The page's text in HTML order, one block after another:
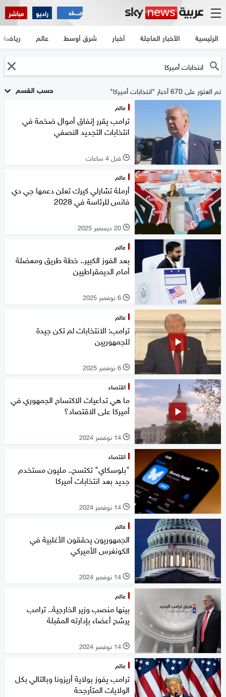
راديو مباشر
الرئيسية الأخبار العاجلة أخبار شرق أوسط عالم رياضة
حسب القسم تم العثور على 670 أخبار "انتخابات أميركا"
عالم
ترامب يقرر إنفاق أموال ضخمة في
انتخابات التجديد النصفي
l قبل 4 ساعات
عالم
أرملة تشارلي كيرك تعلن دعمها جي دي
فانس للرئاسة في 2028
l 20 ديسمبر 2025
عالم
بعد الفوز الكبير.. خطة طريق ومعضلة
أمام الديمقراطيين
l 6 نوفمبر 2025
عالم
ترامب: الانتخابات لم تكن جيدة
للجمهوريين
l 6 نوفمبر 2025
اقتصاد
ما هي تداعيات الاكتساح الجمهوري في
أميركا على الاقتصاد؟
l 14 نوفمبر 2024
اقتصاد
"بلوسكاي" تكتسح.. مليون مستخدم
جديد بعد انتخابات أميركا
l 14 نوفمبر 2024
عالم
الجمهوريون يحققون الأغلبية في
الكونغرس الأميركي
l 14 نوفمبر 2024
عالم
بينها منصب وزير الخارجية.. ترامب
يرشح أعضاء بإدارته المقبلة
l 14 نوفمبر 2024
عالم
ترامب يفوز بولاية أريزونا وبالتالي بكل
الولايات المتأرجحة